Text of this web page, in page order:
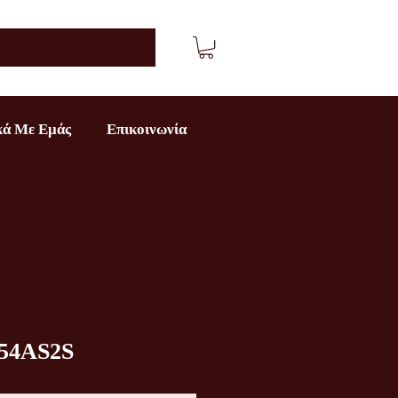
Με Εμάς Επικοινωνία